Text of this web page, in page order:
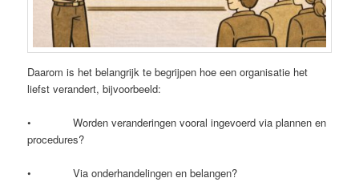
Daarom is het belangrijk te begrijpen hoe een organisatie het
liefst verandert, bijvoorbeeld:
• Worden veranderingen vooral ingevoerd via plannen en
procedures?
• Via onderhandelingen en belangen?